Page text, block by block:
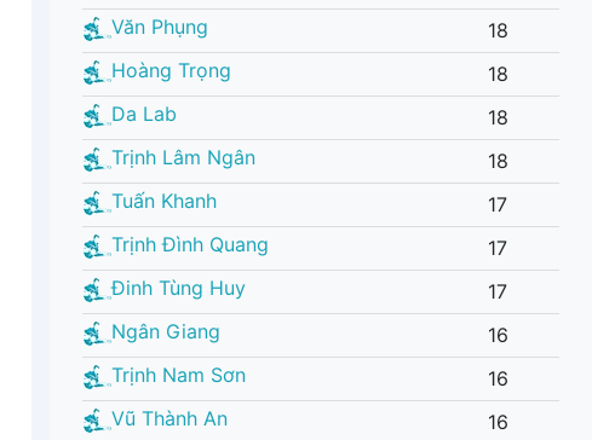
Văn Phụng
18
Hoàng Trọng
18
Da Lab
18
Trịnh Lâm Ngân
18
Tuấn Khanh
17
Trịnh Đình Quang
17
Đinh Tùng Huy
17
Ngân Giang
16
Trịnh Nam Sơn
16
Vũ Thành An
16